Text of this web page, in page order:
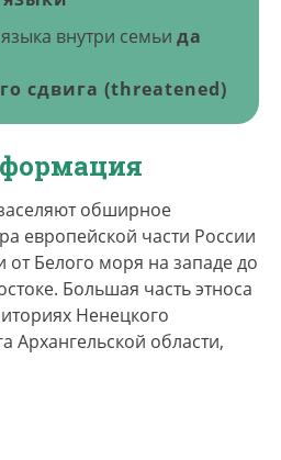
внутри семьи да
сдвига (threatened)
обширное
европейской части России
Белого моря на западе до
Большая часть этноса
Ненецкого
Архангельской области,
округа
ненецкого района